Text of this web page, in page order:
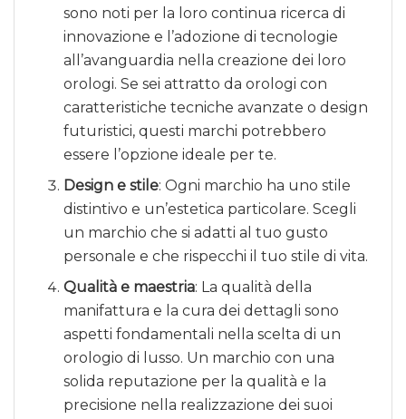
sono noti per la loro continua ricerca di
innovazione e l’adozione di tecnologie
all’avanguardia nella creazione dei loro
orologi. Se sei attratto da orologi con
caratteristiche tecniche avanzate o design
futuristici, questi marchi potrebbero
essere l’opzione ideale per te.
Design e stile: Ogni marchio ha uno stile
distintivo e un’estetica particolare. Scegli
un marchio che si adatti al tuo gusto
personale e che rispecchi il tuo stile di vita.
Qualità e maestria: La qualità della
manifattura e la cura dei dettagli sono
aspetti fondamentali nella scelta di un
orologio di lusso. Un marchio con una
solida reputazione per la qualità e la
precisione nella realizzazione dei suoi